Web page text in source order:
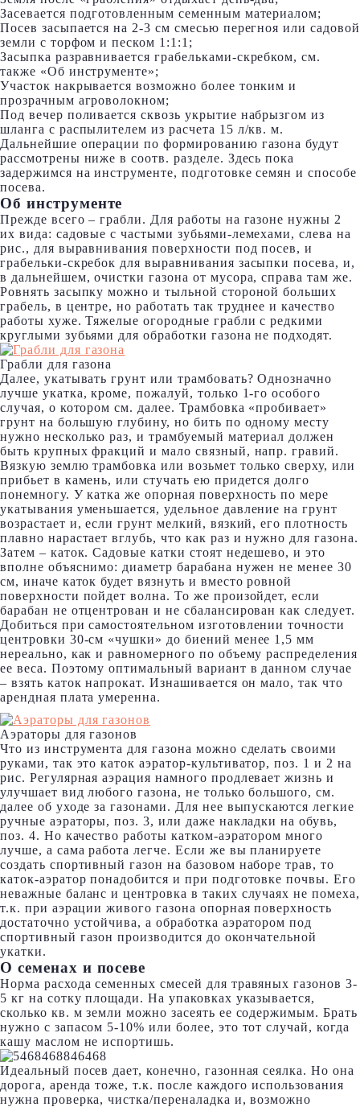
Засевается подготовленным семенным материалом;
Посев засыпается на 2-3 см смесью перегноя или садовой
земли с торфом и песком 1:1:1;
Засыпка разравнивается грабельками-скребком, см.
также «Об инструменте»;
Участок накрывается возможно более тонким и
прозрачным агроволокном;
Под вечер поливается сквозь укрытие набрызгом из
шланга с распылителем из расчета 15 л/кв. м.
Дальнейшие операции по формированию газона будут
рассмотрены ниже в соотв. разделе. Здесь пока
задержимся на инструменте, подготовке семян и способе
посева.
Об инструменте
Прежде всего – грабли. Для работы на газоне нужны 2
их вида: садовые с частыми зубьями-лемехами, слева на
рис., для выравнивания поверхности под посев, и
грабельки-скребок для выравнивания засыпки посева, и,
в дальнейшем, очистки газона от мусора, справа там же.
Ровнять засыпку можно и тыльной стороной больших
грабель, в центре, но работать так труднее и качество
работы хуже. Тяжелые огородные грабли с редкими
круглыми зубьями для обработки газона не подходят.
Грабли для газона
Далее, укатывать грунт или трамбовать? Однозначно
лучше укатка, кроме, пожалуй, только 1-го особого
случая, о котором см. далее. Трамбовка «пробивает»
грунт на большую глубину, но бить по одному месту
нужно несколько раз, и трамбуемый материал должен
быть крупных фракций и мало связный, напр. гравий.
Вязкую землю трамбовка или возьмет только сверху, или
прибьет в камень, или стучать ею придется долго
понемногу. У катка же опорная поверхность по мере
укатывания уменьшается, удельное давление на грунт
возрастает и, если грунт мелкий, вязкий, его плотность
плавно нарастает вглубь, что как раз и нужно для газона.
Затем – каток. Садовые катки стоят недешево, и это
вполне объяснимо: диаметр барабана нужен не менее 30
см, иначе каток будет вязнуть и вместо ровной
поверхности пойдет волна. То же произойдет, если
барабан не отцентрован и не сбалансирован как следует.
Добиться при самостоятельном изготовлении точности
центровки 30-см «чушки» до биений менее 1,5 мм
нереально, как и равномерного по объему распределения
ее веса. Поэтому оптимальный вариант в данном случае
– взять каток напрокат. Изнашивается он мало, так что
арендная плата умеренна.
Аэраторы для газонов
Что из инструмента для газона можно сделать своими
руками, так это каток аэратор-культиватор, поз. 1 и 2 на
рис. Регулярная аэрация намного продлевает жизнь и
улучшает вид любого газона, не только большого, см.
далее об уходе за газонами. Для нее выпускаются легкие
ручные аэраторы, поз. 3, или даже накладки на обувь,
поз. 4. Но качество работы катком-аэратором много
лучше, а сама работа легче. Если же вы планируете
создать спортивный газон на базовом наборе трав, то
каток-аэратор понадобится и при подготовке почвы. Его
неважные баланс и центровка в таких случаях не помеха,
т.к. при аэрации живого газона опорная поверхность
достаточно устойчива, а обработка аэратором под
спортивный газон производится до окончательной
укатки.
О семенах и посеве
Норма расхода семенных смесей для травяных газонов 3-
5 кг на сотку площади. На упаковках указывается,
сколько кв. м земли можно засеять ее содержимым. Брать
нужно с запасом 5-10% или более, это тот случай, когда
кашу маслом не испортишь.
Идеальный посев дает, конечно, газонная сеялка. Но она
дорога, аренда тоже, т.к. после каждого использования
нужна проверка, чистка/переналадка и, возможно